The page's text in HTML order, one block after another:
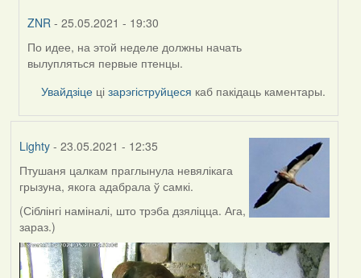
ZNR - 25.05.2021 - 19:30
In
reply
Jon
По идее, на этой неделе должны начать
вылупляться первые птенцы.
Увайдзіце цізарэгіструйцеся каб пакідаць каментары.
Lighty- 23.05.2021 - 12:35
Птушаня цалкам праглынула невялікага
грызуна, якога адабрала ў самкі.
(Сіблінгі наміналі, што трэба дзяліцца. Ага,
зараз.)